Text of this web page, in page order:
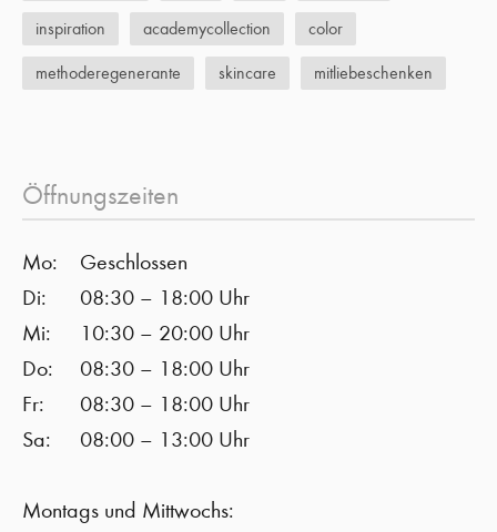
inspiration academycollection color
methoderegenerante skincare mitliebeschenken
Öffnungszeiten
Mo:
Geschlossen
Di:
08:30 – 18:00 Uhr
Mi:
10:30 – 20:00 Uhr
Do:
08:30 – 18:00 Uhr
Fr:
08:30 – 18:00 Uhr
Sa:
08:00 – 13:00 Uhr
Montags und Mittwochs: